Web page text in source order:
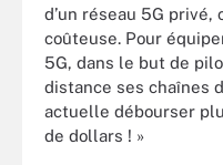
d’un réseau 5G
coûteuse. Pour
5G, dans le but de
distance ses chaînes
actuelle débourser
de dollars ! »